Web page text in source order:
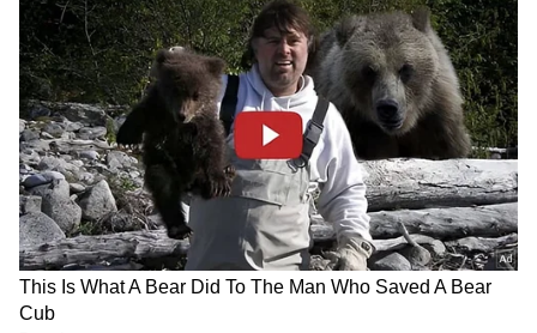
Related Articles
Curd: ఇడ్లీ, దోశ కాదు.. పరగడుపున పెరుగున్నం తింటే
ఏమౌతుంది..?
Kitchen Cooling: ఫ్యాన్, ఏసీ అక్కర్లేదు.. ఇవి ఉంటే
కిచెన్ కూడా చల్లగా ఉంటుంది..!
3
3